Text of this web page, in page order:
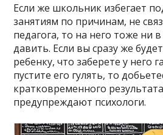
Если же школьник избегает
занятиям по причинам, не
педагога, то на него тоже ни
давить. Если вы сразу же
ребенку, что заберете у него
пустите его гулять, то
кратковременного
предупреждают психологи.